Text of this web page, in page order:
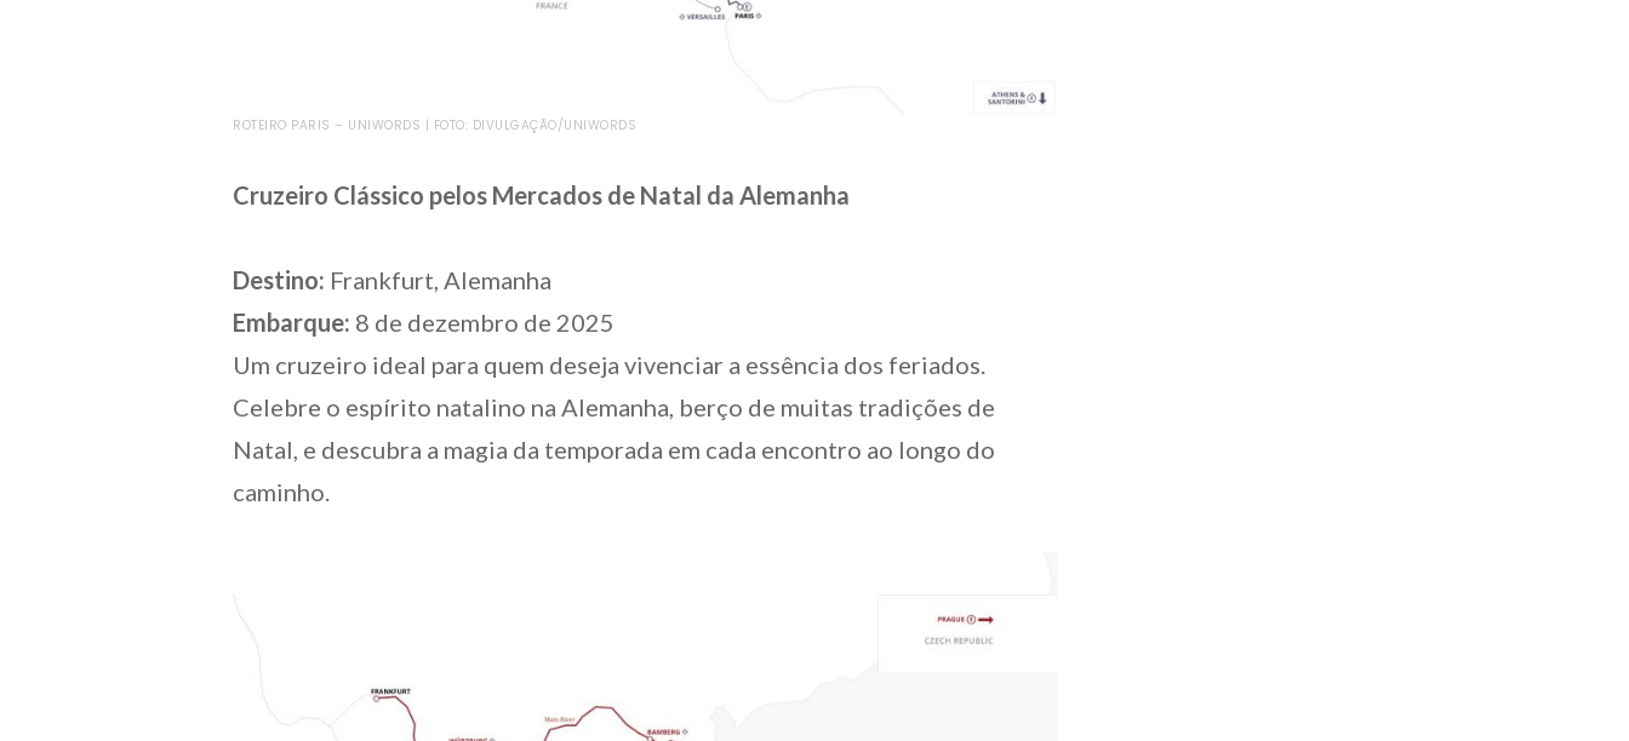
ROTEIRO PARIS – UNIWORDS | FOTO: DIVULGAÇÃO/UNIWORDS
Cruzeiro Clássico pelos Mercados de Natal da Alemanha
Destino: Frankfurt, Alemanha
Embarque: 8 de dezembro de 2025
Um cruzeiro ideal para quem deseja vivenciar a essência dos feriados.
Celebre o espírito natalino na Alemanha, berço de muitas tradições de
Natal, e descubra a magia da temporada em cada encontro ao longo do
caminho.